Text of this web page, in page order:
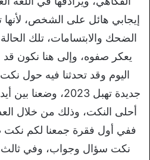
إيجابي هائل على الشخص،
الضحك والابتسامات، تلك
يعكر صفوه، وإلى هنا نكون
اليوم وقد تحدثنا فيه حول
جديدة تهبل 2023،
أحلى النكت، وذلك من خلال
ففي أول فقرة جمعنا لكم
نكت سؤال وجواب، وفي